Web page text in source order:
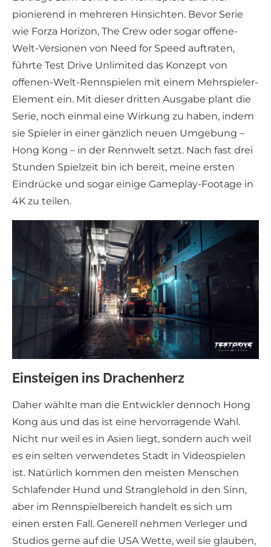
pionierend in mehreren Hinsichten. Bevor Serie
wie Forza Horizon, The Crew oder sogar offene-
Welt-Versionen von Need for Speed auftraten,
führte Test Drive Unlimited das Konzept von
offenen-Welt-Rennspielen mit einem Mehrspieler-
Element ein. Mit dieser dritten Ausgabe plant die
Serie, noch einmal eine Wirkung zu haben, indem
sie Spieler in einer gänzlich neuen Umgebung –
Hong Kong – in der Rennwelt setzt. Nach fast drei
Stunden Spielzeit bin ich bereit, meine ersten
Eindrücke und sogar einige Gameplay-Footage in
4K zu teilen.
Einsteigen ins Drachenherz
Daher wählte man die Entwickler dennoch Hong
Kong aus und das ist eine hervorragende Wahl.
Nicht nur weil es in Asien liegt, sondern auch weil
es ein selten verwendetes Stadt in Videospielen
ist. Natürlich kommen den meisten Menschen
Schlafender Hund und Stranglehold in den Sinn,
aber im Rennspielbereich handelt es sich um
einen ersten Fall. Generell nehmen Verleger und
Studios gerne auf die USA Wette, weil sie glauben,